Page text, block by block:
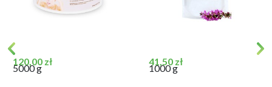
Cena
120,00 zł
5000 g
Cena
41,50 zł
1000 g